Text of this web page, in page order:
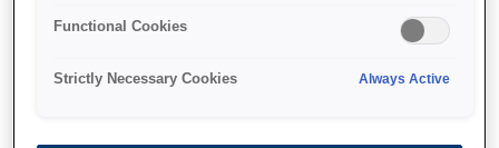
Find support
Functional Cookies
Strictly Necessary Cookies Always Active